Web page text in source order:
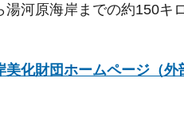
湯河原海岸までの約150キ
美化財団ホームページ（外